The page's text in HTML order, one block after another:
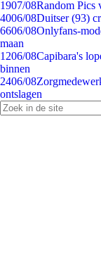
1907/08Random Pics
4006/08Duitser (93)
6606/08Onlyfans-
maan
1206/08Capibara's
binnen
2406/08
ontslagen